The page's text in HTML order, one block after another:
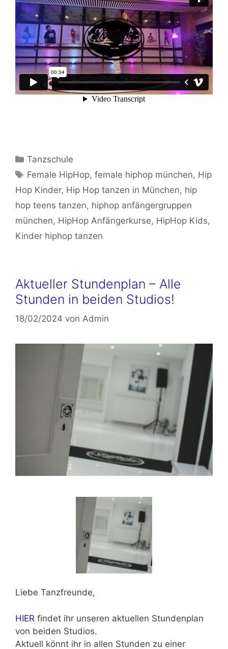
Kategorien
Tanzschule
Schlagwörter
Female HipHop,female hiphop münchen, Hip
Hop Kinder, Hip Hop tanzen in München, hip
hop teens tanzen, hiphop anfängergruppen
münchen, HipHop Anfängerkurse, HipHop Kids,
Kinder hiphop tanzen
Aktueller Stundenplan – Alle
Stunden in beiden Studios!
18/02/2024 von Admin
Liebe Tanzfreunde,
HIER findet ihr unseren aktuellen Stundenplan
von beiden Studios.
Aktuell könnt ihr in allen Stunden zu einer